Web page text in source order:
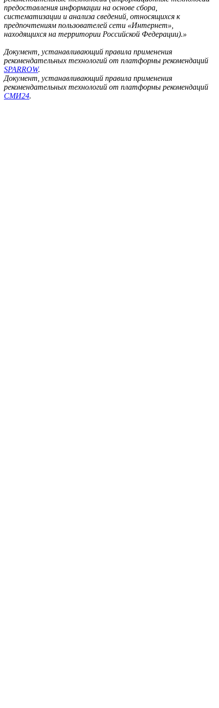
предоставления информации на основе сбора,
систематизации и анализа сведений, относящихся к
предпочтениям пользователей сети «Интернет»,
находящихся на территории Российской Федерации).»
Документ, устанавливающий правила применения
рекомендательных технологий от платформы рекомендаций
SPARROW.
Документ, устанавливающий правила применения
рекомендательных технологий от платформы рекомендаций
СМИ24.